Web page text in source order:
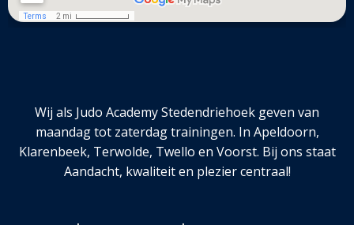
Wij als Judo Academy Stedendriehoek geven van
maandag tot zaterdag trainingen. In Apeldoorn,
Klarenbeek, Terwolde, Twello en Voorst. Bij ons staat
Aandacht, kwaliteit en plezier centraal!